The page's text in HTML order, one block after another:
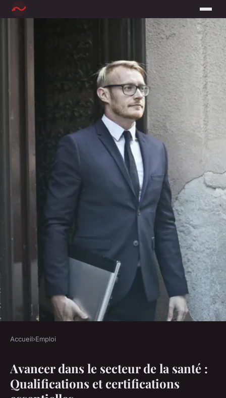
Évoluer dans le domaine de la
santé : Formations
Accueil›Emploi
Avancer dans le secteur de la santé :
Qualifications et certifications